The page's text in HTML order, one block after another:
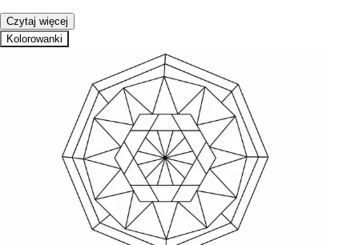
Czytaj więcej
Kolorowanki